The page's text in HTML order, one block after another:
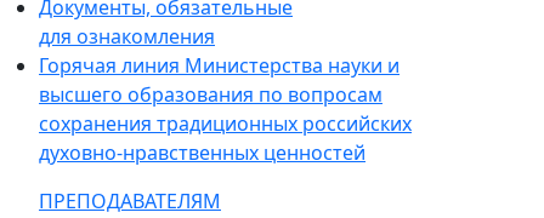
Документы, обязательные
для ознакомления
Горячая линия Министерства науки и
высшего образования по вопросам
сохранения традиционных российских
духовно-нравственных ценностей
ПРЕПОДАВАТЕЛЯМ